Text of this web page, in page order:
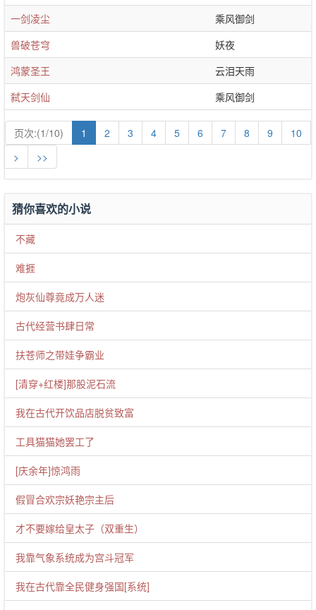
一剑凌尘
乘风御剑
兽破苍穹
妖夜
鸿蒙圣王
云泪天雨
弑天剑仙
乘风御剑
页次:(1/10) 1 2 3 4 5 6 7 8 9
10
>
>>
猜你喜欢的小说
不藏
难捱
炮灰仙尊竟成万人迷
古代经营书肆日常
扶苍师之带娃争霸业
[清穿+红楼]那股泥石流
我在古代开饮品店脱贫致富
工具猫猫她罢工了
[庆余年]惊鸿雨
假冒合欢宗妖艳宗主后
才不要嫁给皇太子（双重生）
我靠气象系统成为宫斗冠军
我在古代靠全民健身强国[系统]